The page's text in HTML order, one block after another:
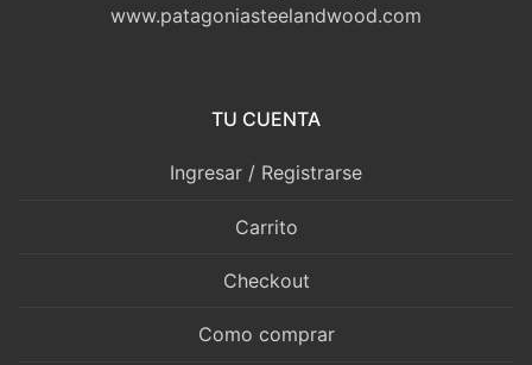
www.patagoniasteelandwood.com
TU CUENTA
Ingresar / Registrarse
Carrito
Checkout
Como comprar